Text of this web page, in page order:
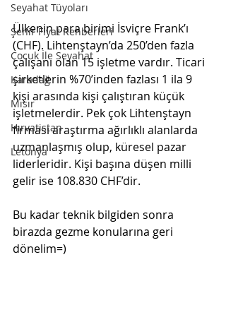
Seyahat Tüyoları
Şehir Fiyat Rehberleri
Çocuk İle Seyahat
Karadağ
Mısır
Hırvatistan
Letonya
Ülkenin para birimi İsviçre Frank’ı
(CHF). Lihtenştayn’da 250’den fazla
çalışanı olan 15 işletme vardır. Ticari
şirketlerin %70’inden fazlası 1 ila 9
kişi arasında kişi çalıştıran küçük
işletmelerdir. Pek çok Lihtenştayn
firması araştırma ağırlıklı alanlarda
uzmanlaşmış olup, küresel pazar
liderleridir. Kişi başına düşen milli
gelir ise 108.830 CHF’dir.
Bu kadar teknik bilgiden sonra
birazda gezme konularına geri
dönelim=)